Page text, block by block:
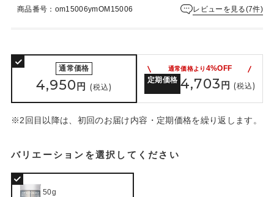
商品番号：om15006ymOM15006 レビューを見る(7件)
通常価格
4,950 円 (税込)
通常価格より 4%OFF
定期価格 4,703 円 (税込)
※2回目以降は、初回のお届け内容・定期価格を繰り返します。
バリエーションを選択してください
50g